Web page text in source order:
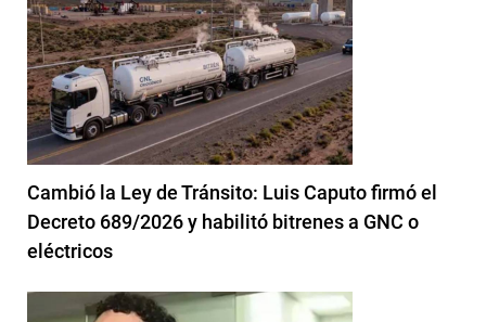
Cambió la Ley de Tránsito: Luis Caputo firmó el
Decreto 689/2026 y habilitó bitrenes a GNC o
eléctricos